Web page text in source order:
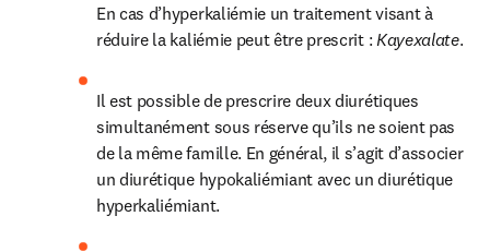
En cas d’hyperkaliémie un traitement visant à
réduire la kaliémie peut être prescrit : Kayexalate.
Il est possible de prescrire deux diurétiques
simultanément sous réserve qu’ils ne soient pas
de la même famille. En général, il s’agit d’associer
un diurétique hypokaliémiant avec un diurétique
hyperkaliémiant.